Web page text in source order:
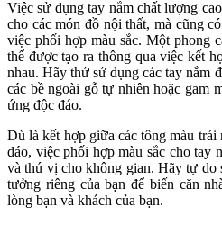
Việc sử dụng tay nắm chất lượng
cho các món đồ nội thất, mà cũng
việc phối hợp màu sắc. Một phong
thể được tạo ra thông qua việc kết
nhau. Hãy thử sử dụng các tay nắm
các bề ngoài gỗ tự nhiên hoặc gam
ứng độc đáo.
Dù là kết hợp giữa các tông màu
đáo, việc phối hợp màu sắc cho tay
và thú vị cho không gian. Hãy tự do
tưởng riêng của bạn để biến căn
lòng bạn và khách của bạn.